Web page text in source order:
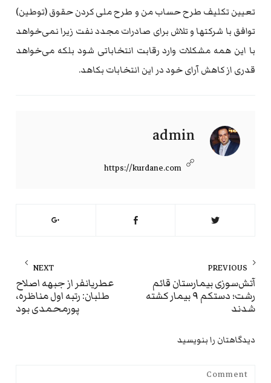
تعیین تکلیف طرح حساب من و طرح ملی کردن حقوق (توطین)
توافق با شرکتها و تلاش برای صادرات مجدد نفت زیرا نمی‌خواهد
با این همه مشکلات وارد رقابت انتخاباتی شود بلکه می‌خواهد
قدری از کاهش آرای خود در این انتخابات بکاهد.
admin
https://kurdane.com
راهبری
نوشته
PREVIOUS
Previous
post:
آتش‌سوزی بیمارستان قائم
رشت؛ دستکم ۹ بیمار کشته
شدند
NEXT
عطریانفر از جبهه اصلاح
طلبان: رتبه اول مناظره،
پورمحمدی بود
دیدگاهتان را بنویسید